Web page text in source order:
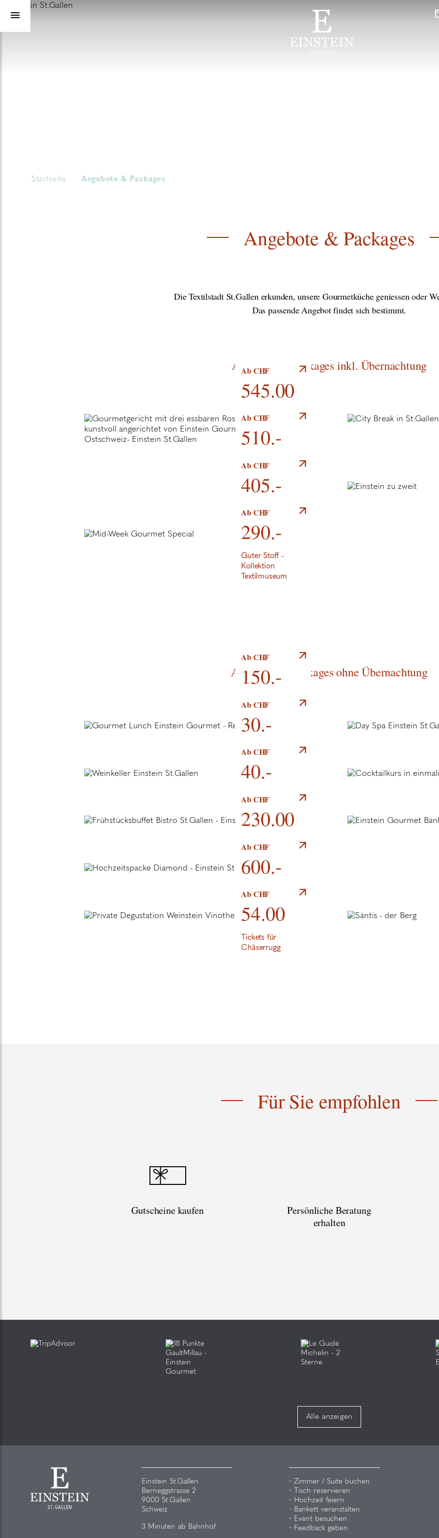
Startseite Angebote & Packages
Angebote & Packages
Die Textilstadt St.Gallen erkunden, unsere Gourmetküche geniessen oder
Das passende Angebot findet sich bestimmt.
Angebote & Packages inkl. Übernachtung
Ab CHF
545.00
Höhenflug durch
Ab CHF
510.-
Städtereise mit
Erlebnissen
Ab CHF
405.-
Mid-Week Gourmet
Ab CHF
290.-
Guter Stoff -
Kollektion
Textilmuseum
Angebote & Packages ohne Übernachtung
Ab CHF
150.-
Gourmet Lunch
Ab CHF
30.-
Degustation im
Ab CHF
40.-
Reichhaltiges
Ab CHF
230.00
Hochzeits­
"Einstein"
Ab CHF
600.-
Private Degustation
Ab CHF
54.00
Tickets für
Chäserrugg
Für Sie empfohlen
Gutscheine kaufen
Persönliche Beratung
erhalten
Alle anzeigen
Einstein St.Gallen
Berneggstrasse 2
9000 St.Gallen
Schweiz
3 Minuten ab Bahnhof
Zimmer / Suite buchen
Tisch reservieren
Hochzeit feiern
Bankett veranstalten
Event besuchen
Feedback geben